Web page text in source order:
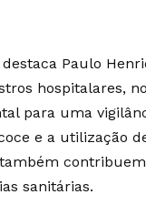
Paulo
hospitalares,
para uma
e a utilização
sanitárias.